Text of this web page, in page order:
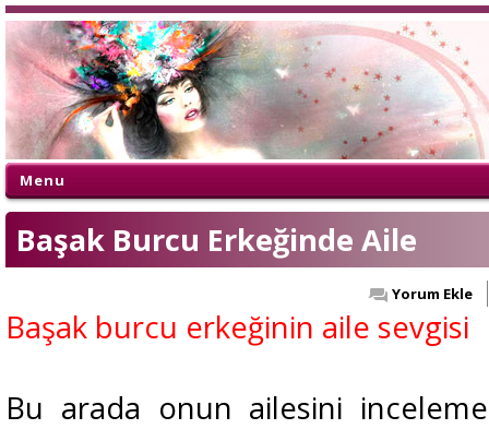
Menu
Başak Burcu Erkeğinde Aile
Yorum Ekle
Başak burcu erkeğinin aile sevgisi
Bu arada onun ailesini